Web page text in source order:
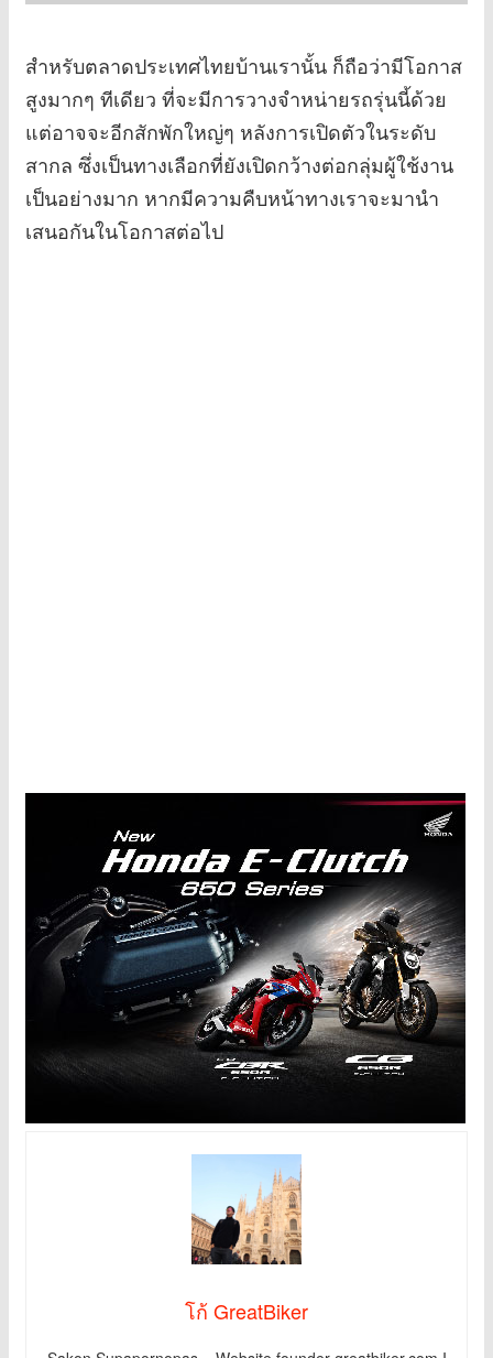
สำหรับตลาดประเทศไทยบ้านเรานั้น ก็ถือว่ามีโอกาส
สูงมากๆ ทีเดียว ที่จะมีการวางจำหน่ายรถรุ่นนี้ด้วย
แต่อาจจะอีกสักพักใหญ่ๆ หลังการเปิดตัวในระดับ
สากล ซึ่งเป็นทางเลือกที่ยังเปิดกว้างต่อกลุ่มผู้ใช้งาน
เป็นอย่างมาก หากมีความคืบหน้าทางเราจะมานำ
เสนอกันในโอกาสต่อไป
โก้ GreatBiker